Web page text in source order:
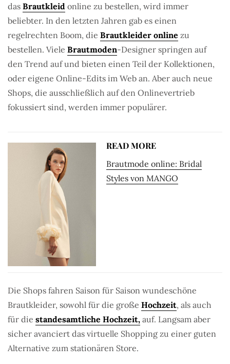
das Brautkleid online zu bestellen, wird immer
beliebter. In den letzten Jahren gab es einen
regelrechten Boom, die Brautkleider online zu
bestellen. Viele Brautmoden-Designer springen auf
den Trend auf und bieten einen Teil der Kollektionen,
oder eigene Online-Edits im Web an. Aber auch neue
Shops, die ausschließlich auf den Onlinevertrieb
fokussiert sind, werden immer populärer.
READ MORE
Brautmode online: Bridal
Styles von MANGO
Die Shops fahren Saison für Saison wundeschöne
Brautkleider, sowohl für die große Hochzeit, als auch
für die standesamtliche Hochzeit, auf. Langsam aber
sicher avanciert das virtuelle Shopping zu einer guten
Alternative zum stationären Store.